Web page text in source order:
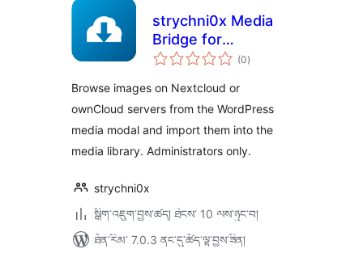
strychni0x Media
Bridge for
Nextcloud & (0གདེང་
འཇོག་
)
Browse images on Nextcloud or
ownCloud servers from the WordPress
media modal and import them into the
media library. Administrators only.
strychni0x
སྒྲིག་འཇུག་བྱས་ཚད། ཐེངས་ 10 ལས་ཉུང་བ།
ཐོན་རིམ་ 7.0.3 ནང་དུ་ཚོད་ལྟ་བྱས་ཟིན།